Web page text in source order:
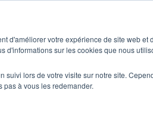
d'améliorer votre expérience de site web
d'informations sur les cookies que nous
suivi lors de votre visite sur notre site.
à vous les redemander.